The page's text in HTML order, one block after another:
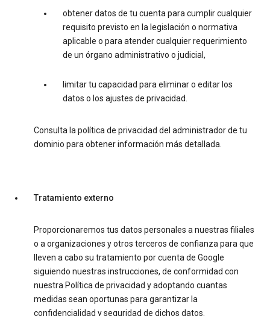
obtener datos de tu cuenta para cumplir cualquier
requisito previsto en la legislación o normativa
aplicable o para atender cualquier requerimiento
de un órgano administrativo o judicial,
limitar tu capacidad para eliminar o editar los
datos o los ajustes de privacidad.
Consulta la política de privacidad del administrador de tu
dominio para obtener información más detallada.
Tratamiento externo
Proporcionaremos tus datos personales a nuestras filiales
o a organizaciones y otros terceros de confianza para que
lleven a cabo su tratamiento por cuenta de Google
siguiendo nuestras instrucciones, de conformidad con
nuestra Política de privacidad y adoptando cuantas
medidas sean oportunas para garantizar la
confidencialidad y seguridad de dichos datos.